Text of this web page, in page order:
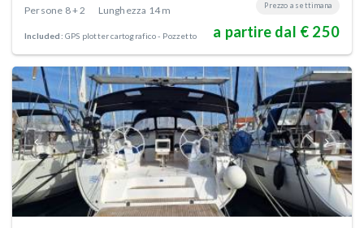
Persone 8 + 2 Lunghezza 14 m
Included: GPS plotter cartografico - Pozzetto
Prezzo a settimana
a partire dal € 250